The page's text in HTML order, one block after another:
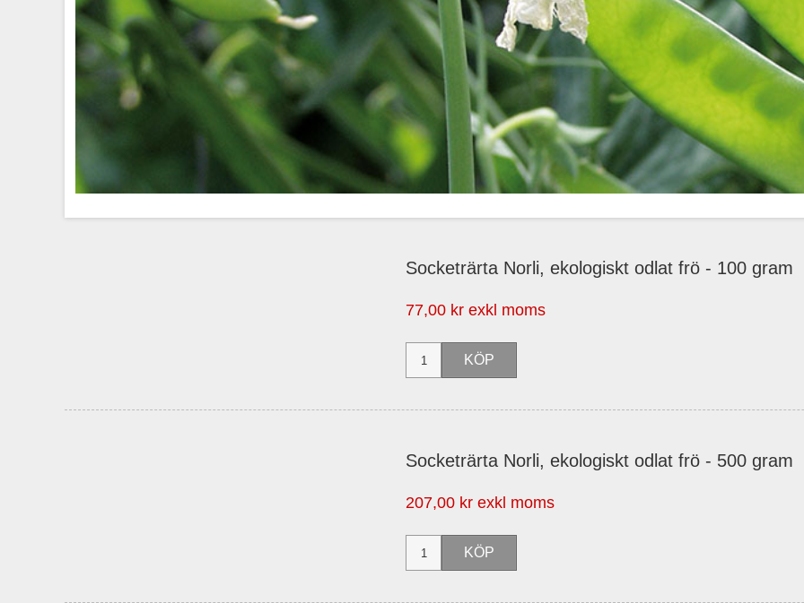
Socketrärta Norli, ekologiskt odlat frö - 100 gram
77,00 kr exkl moms
Socketrärta Norli, ekologiskt odlat frö - 500 gram
207,00 kr exkl moms